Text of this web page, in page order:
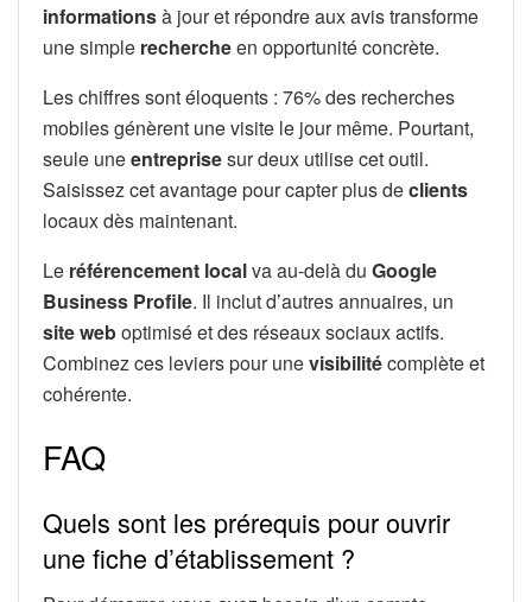
informationsà jour et répondre aux avis transforme
une simple rechercheen opportunité concrète.
Les chiffres sont éloquents : 76% des recherches
mobiles génèrent une visite le jour même. Pourtant,
seule uneentreprisesur deux utilise cet outil.
Saisissez cet avantage pour capter plus declients
locaux dès maintenant.
Le référencement localva au-delà du Google
Business Profile. Il inclut d’autres annuaires, un
site weboptimisé et des réseaux sociaux actifs.
Combinez ces leviers pour unevisibilitécomplète et
cohérente.
FAQ
Quels sont les prérequis pour ouvrir
une fiche d’établissement ?